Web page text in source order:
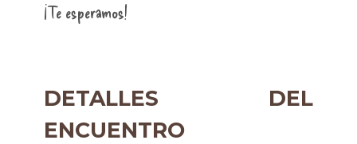
¡Te esperamos!
DETALLES DEL
ENCUENTRO